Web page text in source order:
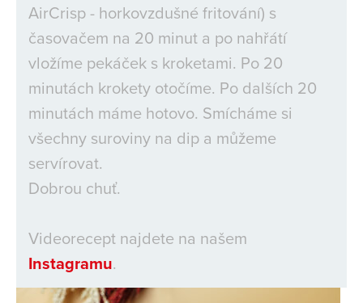
AirCrisp - horkovzdušné fritování) s
časovačem na 20 minut a po nahřátí
vložíme pekáček s kroketami. Po 20
minutách krokety otočíme. Po dalších 20
minutách máme hotovo. Smícháme si
všechny suroviny na dip a můžeme
servírovat.
Dobrou chuť.
Videorecept najdete na našem
Instagramu.